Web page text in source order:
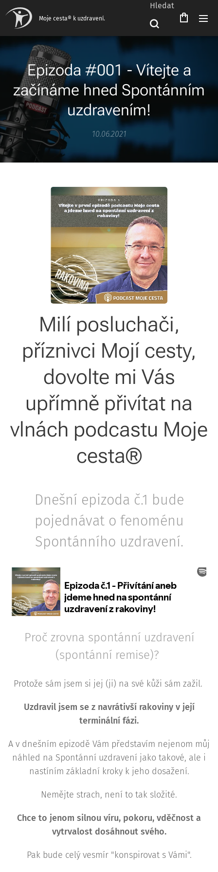
Moje cesta® k uzdravení.
Hledat
Epizoda #001 - Vítejte a
začínáme hned Spontánním
uzdravením!
10.06.2021
Milí posluchači,
příznivci Mojí cesty,
dovolte mi Vás
upřímně přivítat na
vlnách podcastu Moje
cesta®
Dnešní epizoda č.1 bude
pojednávat o fenoménu
Spontánního uzdravení.
Proč zrovna spontánní uzdravení
(spontánní remise)?
Protože sám jsem si jej (ji) na své kůži sám zažil.
Uzdravil jsem se z navrátivší rakoviny v její
terminální fázi.
A v dnešním epizodě Vám představím nejenom můj
náhled na Spontánní uzdravení jako takové, ale i
nastíním základní kroky k jeho dosažení.
Nemějte strach, není to tak složité.
Chce to jenom silnou víru, pokoru, vděčnost a
vytrvalost dosáhnout svého.
Pak bude celý vesmír "konspirovat s Vámi".